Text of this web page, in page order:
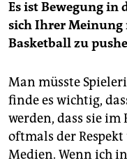
Es ist Bewegung in
sich Ihrer Meinung
Basketball zu
Man müsste
finde es wichtig,
werden, dass sie im
oftmals der
Medien. Wenn ich